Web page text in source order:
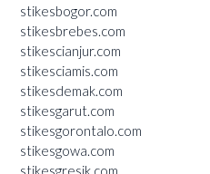
stikesbogor.com
stikesbrebes.com
stikescianjur.com
stikesciamis.com
stikesdemak.com
stikesgarut.com
stikesgorontalo.com
stikesgowa.com
stikesgresik.com